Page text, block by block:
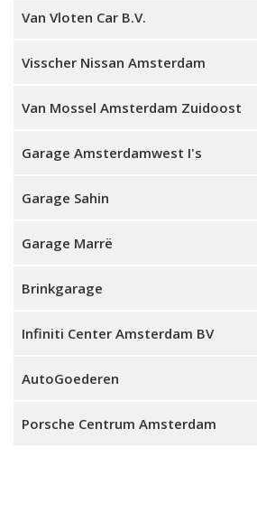
Van Vloten Car B.V.
Visscher Nissan Amsterdam
Van Mossel Amsterdam Zuidoost
Garage Amsterdamwest I's
Garage Sahin
Garage Marrë
Brinkgarage
Infiniti Center Amsterdam BV
AutoGoederen
Porsche Centrum Amsterdam